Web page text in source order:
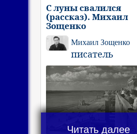
С луны свалился
(рассказ). Михаил
Зощенко
Михаил Зощенко
писатель
Читать далее